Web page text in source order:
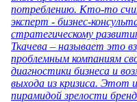
потреблению. Кто-то
эксперт - бизнес-
стратегическому
Ткачева – называет это
проблемным компаниям
диагностики бизнеса и
выхода из кризиса. Этот
пирамидой зрелости